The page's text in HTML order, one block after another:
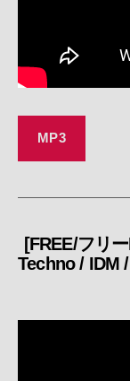
MP3
[FREE/フリ
Techno / IDM